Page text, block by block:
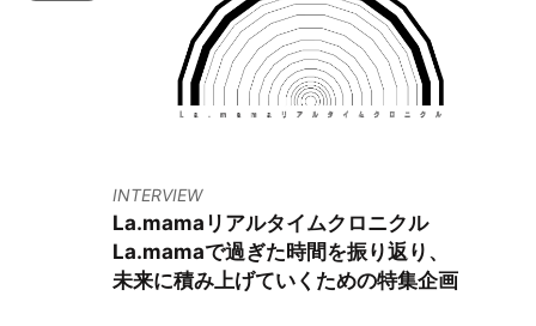
INTERVIEW
La.mamaリアルタイムクロニクル
La.mamaで過ぎた時間を振り返り、
未来に積み上げていくための特集企画